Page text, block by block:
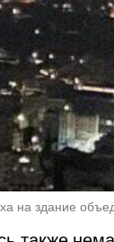
на здание